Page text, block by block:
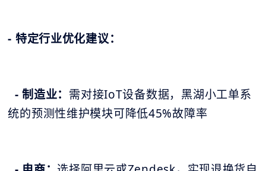
- 特定行业优化建议：
- 制造业： 需对接IoT设备数据，黑湖小工单系
统的预测性维护模块可降低45%故障率